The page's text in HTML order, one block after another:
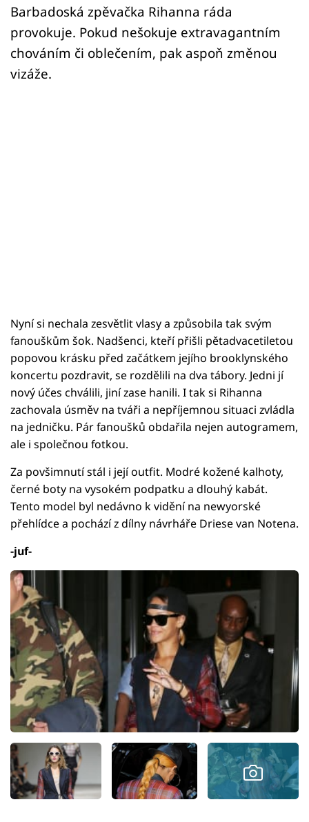
Přihlášení
Sledujte nás
Barbadoská zpěvačka Rihanna ráda
provokuje. Pokud nešokuje extravagantním
chováním či oblečením, pak aspoň změnou
vizáže.
Nyní si nechala zesvětlit vlasy a způsobila tak svým
fanouškům šok. Nadšenci, kteří přišli pětadvacetiletou
popovou krásku před začátkem jejího brooklynského
koncertu pozdravit, se rozdělili na dva tábory. Jedni jí
nový účes chválili, jiní zase hanili. I tak si Rihanna
zachovala úsměv na tváři a nepříjemnou situaci zvládla
na jedničku. Pár fanoušků obdařila nejen autogramem,
ale i společnou fotkou.
Za povšimnutí stál i její outfit. Modré kožené kalhoty,
černé boty na vysokém podpatku a dlouhý kabát.
Tento model byl nedávno k vidění na newyorské
přehlídce a pochází z dílny návrháře Driese van Notena.
-juf-